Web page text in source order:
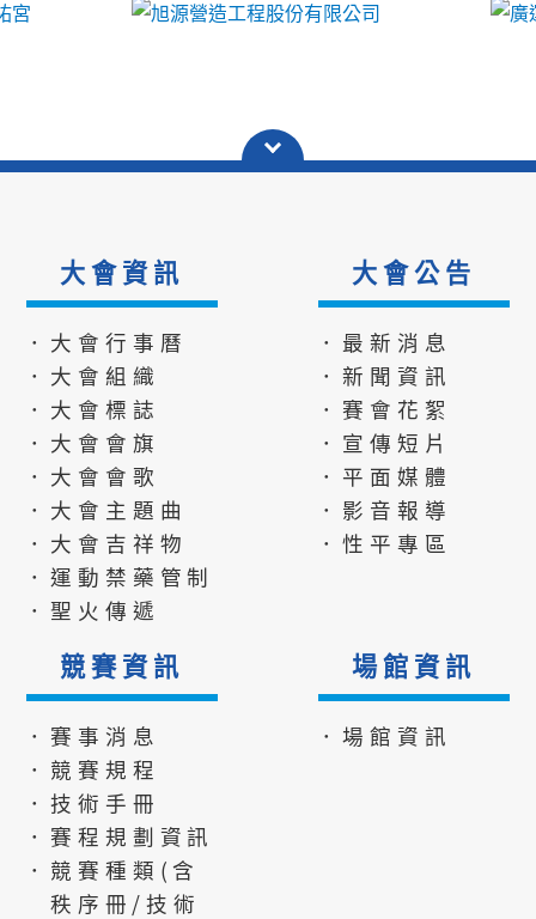
大會資訊
．大會行事曆
．大會組織
．大會標誌
．大會會旗
．大會會歌
．大會主題曲
．大會吉祥物
．運動禁藥管制
．聖火傳遞
大會公告
．最新消息
．新聞資訊
．賽會花絮
．宣傳短片
．平面媒體
．影音報導
．性平專區
競賽資訊
．賽事消息
．競賽規程
．技術手冊
．賽程規劃資訊
．競賽種類(含
秩序冊/技術
場館資訊
．場館資訊